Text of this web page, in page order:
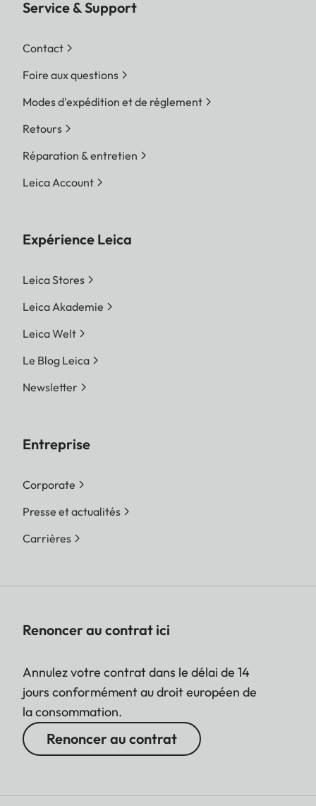
Service & Support
Contact
Foire aux questions
Modes d'expédition et de réglement
Retours
Réparation & entretien
Leica Account
Expérience Leica
Leica Stores
Leica Akademie
Leica Welt
Le Blog Leica
Newsletter
Entreprise
Corporate
Presse et actualités
Carrières
Renoncer au contrat ici
Annulez votre contrat dans le délai de 14
jours conformément au droit européen de
la consommation.
Renoncer au contrat